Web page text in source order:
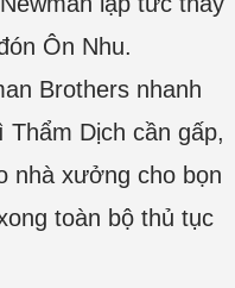
Ôn Nhu.
Brothers nhanh
Dịch cần gấp,
nhà xưởng cho bọn
toàn bộ thủ tục